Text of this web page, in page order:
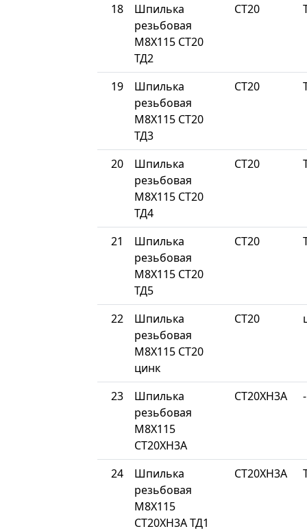
18
Шпилька
резьбовая
М8Х115 СТ20
ТД2
СТ20
19
Шпилька
резьбовая
М8Х115 СТ20
ТД3
СТ20
20
Шпилька
резьбовая
М8Х115 СТ20
ТД4
СТ20
21
Шпилька
резьбовая
М8Х115 СТ20
ТД5
СТ20
22
Шпилька
резьбовая
М8Х115 СТ20
цинк
СТ20
23
Шпилька
резьбовая
М8Х115
СТ20ХН3А
СТ20ХН3А -
24
Шпилька
резьбовая
М8Х115
СТ20ХН3А ТД1
СТ20ХН3А